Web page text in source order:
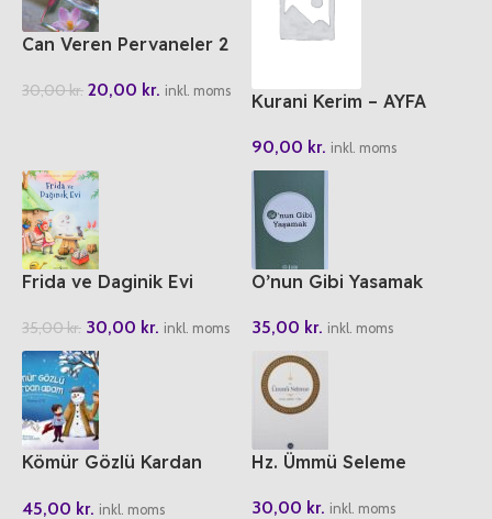
Can Veren Pervaneler 2
30,00kr. 20,00 kr. inkl. moms
Kurani Kerim – AYFA
90,00 kr. inkl. moms
Frida ve Daginik Evi
35,00kr. 30,00 kr. inkl. moms
O’nun Gibi Yasamak
35,00 kr. inkl. moms
Kömür Gözlü Kardan
45,00 kr. inkl. moms
Hz. Ümmü Seleme
30,00 kr. inkl. moms